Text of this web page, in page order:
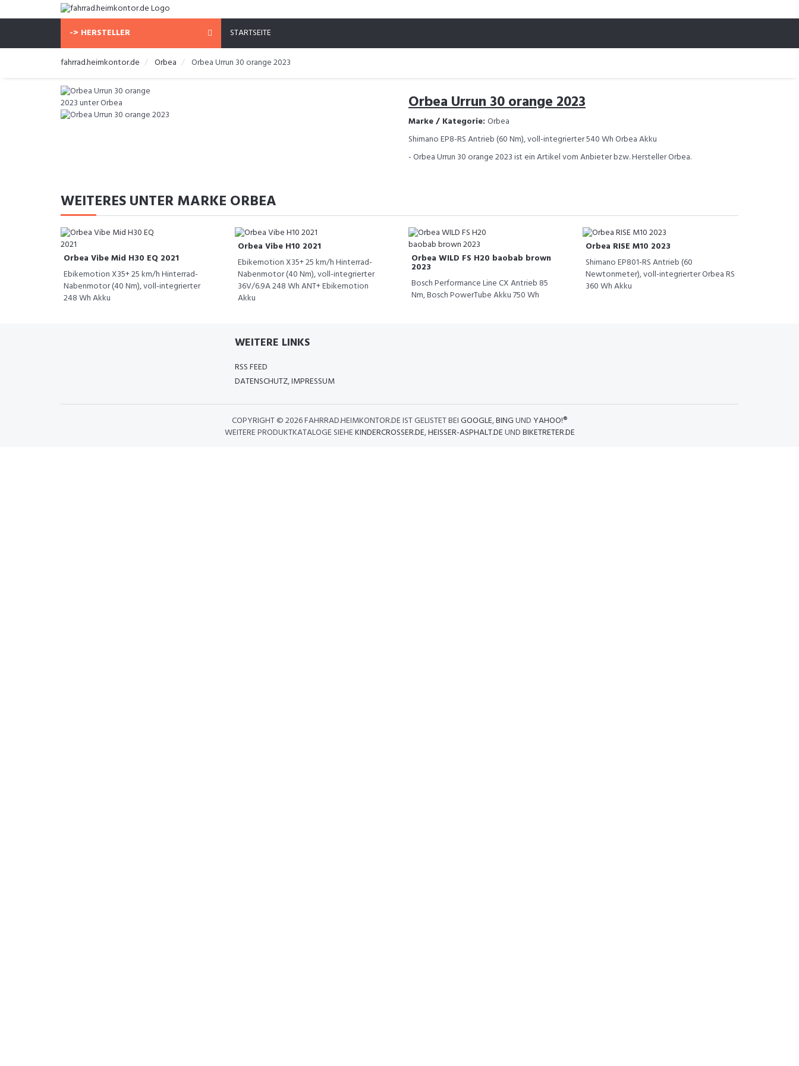
-> HERSTELLER STARTSEITE
fahrrad.heimkontor.de Orbea Orbea Urrun 30 orange 2023
Orbea Urrun 30 orange 2023
Marke / Kategorie: Orbea
Shimano EP8-RS Antrieb (60 Nm), voll-integrierter 540 Wh Orbea Akku
- Orbea Urrun 30 orange 2023 ist ein Artikel vom Anbieter bzw. Hersteller Orbea.
WEITERES UNTER MARKE ORBEA
Orbea Vibe Mid H30 EQ 2021
Ebikemotion X35+ 25 km/h Hinterrad-
Nabenmotor (40 Nm), voll-integrierter
248 Wh Akku
Orbea Vibe H10 2021
Ebikemotion X35+ 25 km/h Hinterrad-
Nabenmotor (40 Nm), voll-integrierter
36V/6.9A 248 Wh ANT+ Ebikemotion
Akku
Orbea WILD FS H20 baobab brown
2023
Bosch Performance Line CX Antrieb 85
Nm, Bosch PowerTube Akku 750 Wh
Orbea RISE M10 2023
Shimano EP801-RS Antrieb (60
Newtonmeter), voll-integrierter Orbea RS
360 Wh Akku
WEITERE LINKS
RSS FEED
DATENSCHUTZ, IMPRESSUM
COPYRIGHT ©2026 FAHRRAD.HEIMKONTOR.DE IST GELISTET BEIGOOGLE,BINGUND YAHOO!®
WEITERE PRODUKTKATALOGE SIEHEKINDERCROSSER.DE,HEISSER-ASPHALT.DEUNDBIKETRETER.DE